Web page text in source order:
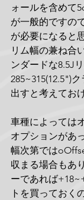
ォールを含めて
が一般的ですの
が必要になると
リム幅の兼ね合
ンダードな8.5J
285~315(12.5")
出すと考えてお
車種によっては
オプションがあ
幅次第では
収まる場合もあ
ーであれば
トを買っておく